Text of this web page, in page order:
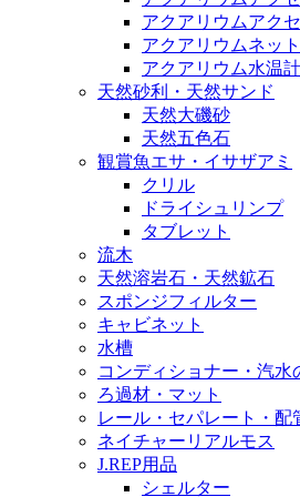
アクアリウムアク
アクアリウムネット
アクアリウム水温計
天然砂利・天然サンド
天然大磯砂
天然五色石
観賞魚エサ・イサザアミ
クリル
ドライシュリンプ
タブレット
流木
天然溶岩石・天然鉱石
スポンジフィルター
キャビネット
水槽
コンディショナー・汽水
ろ過材・マット
レール・セパレート・
ネイチャーリアルモス
J.REP用品
シェルター